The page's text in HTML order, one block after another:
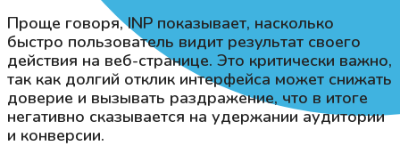
Проще говоря, INP показывает, насколько
быстро пользователь видит результат своего
действия на веб-странице. Это критически важно,
так как долгий отклик интерфейса может снижать
доверие и вызывать раздражение, что в итоге
негативно сказывается на удержании аудитории
и конверсии.